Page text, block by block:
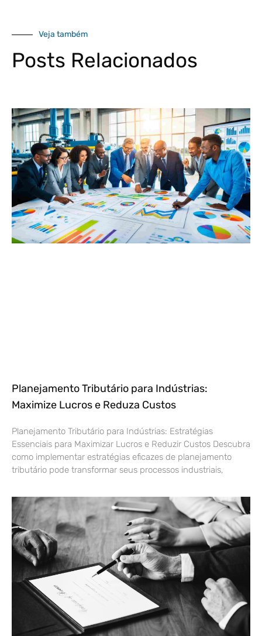
Veja também
Posts Relacionados
Planejamento Tributário para Indústrias:
Maximize Lucros e Reduza Custos
Planejamento Tributário para Indústrias: Estratégias
Essenciais para Maximizar Lucros e Reduzir Custos Descubra
como implementar estratégias eficazes de planejamento
tributário pode transformar seus processos industriais,